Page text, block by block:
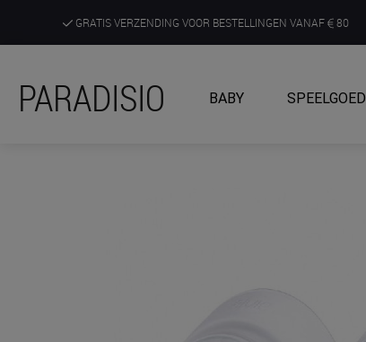
GRATIS VERZENDING VOOR BESTELLINGEN VANAF 80
ONTDEK, BELEEF EN KRIJG ADVIES IN ONZE WINKELS
PARADISIO BABY SPEELGOED